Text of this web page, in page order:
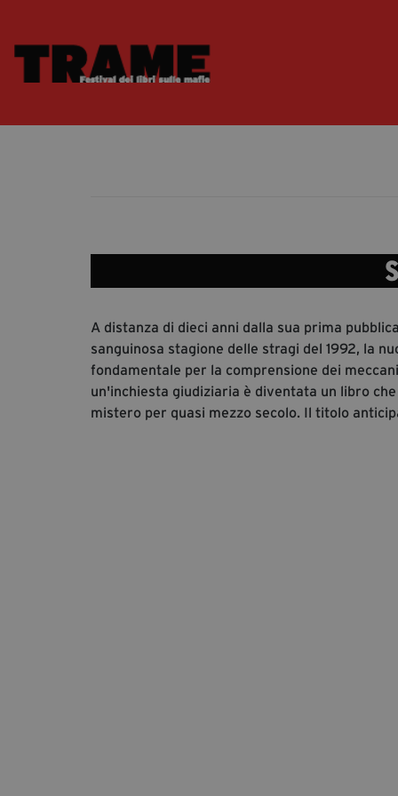
A distanza di dieci anni dalla sua prima
sanguinosa stagione delle stragi del 1992, la
fondamentale per la comprensione dei
un'inchiesta giudiziaria è diventata un libro
mistero per quasi mezzo secolo. Il titolo